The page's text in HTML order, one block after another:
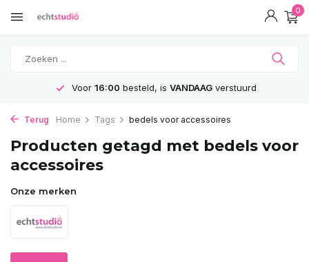
0
Voor 16:00 besteld, is VANDAAGverstuurd
Terug Home Tags bedels voor accessoires
Producten getagd met bedels voor
accessoires
Onze merken